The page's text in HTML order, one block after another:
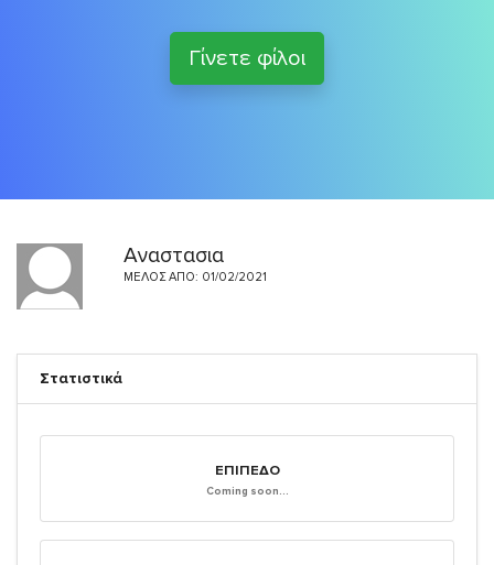
Γίνετε φίλοι
Αναστασια
ΜΈΛΟΣ ΑΠΌ: 01/02/2021
Στατιστικά
ΕΠΊΠΕΔΟ
Coming soon...